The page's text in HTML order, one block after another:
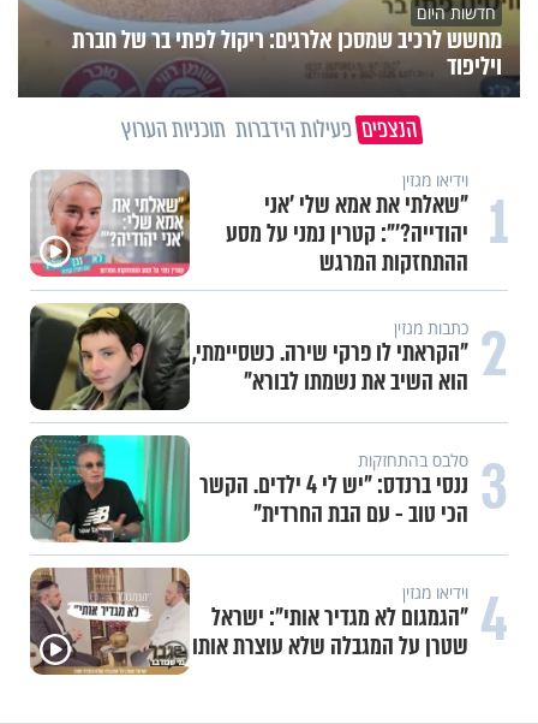
חדשות היום
מחשש לרכיב שמסכן אלרגים: ריקול לפתי בר של חברת
ויליפוד
הנצפים פעילות הידברות תוכניות הערוץ
1 וידיאו מגזין
"שאלתי את אמא שלי 'אני
יהודייה?'": קטרין נמני על מסע
ההתחזקות המרגש
2 כתבות מגזין
"הקראתי לו פרקי שירה. כשסיימתי,
הוא השיב את נשמתו לבורא"
3 סלבס בהתחזקות
ננסי ברנדס: "יש לי 4 ילדים. הקשר
הכי טוב - עם הבת החרדית"
4 וידיאו מגזין
"הגמגום לא מגדיר אותי": ישראל
שטרן על המגבלה שלא עוצרת אותו